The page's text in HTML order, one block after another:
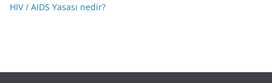
HIV / AIDS Yasası nedir?